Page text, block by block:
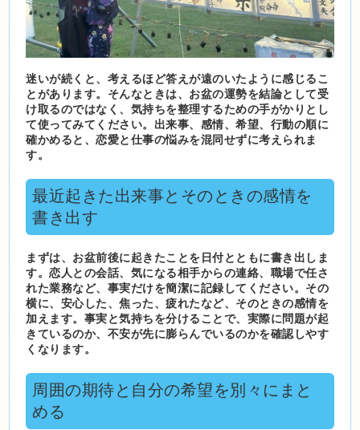
迷いが続くと、考えるほど答えが遠のいたように感じるこ
とがあります。そんなときは、お盆の運勢を結論として受
け取るのではなく、気持ちを整理するための手がかりとし
て使ってみてください。出来事、感情、希望、行動の順に
確かめると、恋愛と仕事の悩みを混同せずに考えられま
す。
最近起きた出来事とそのときの感情を
書き出す
まずは、お盆前後に起きたことを日付とともに書き出しま
す。恋人との会話、気になる相手からの連絡、職場で任さ
れた業務など、事実だけを簡潔に記録してください。その
横に、安心した、焦った、疲れたなど、そのときの感情を
加えます。事実と気持ちを分けることで、実際に問題が起
きているのか、不安が先に膨らんでいるのかを確認しやす
くなります。
周囲の期待と自分の希望を別々にまと
める